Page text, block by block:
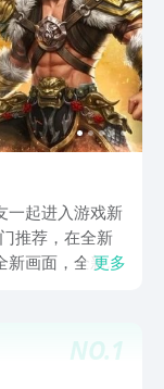
一起进入游戏新
推荐，在全新
新画面，全新玩
更多
NO.1